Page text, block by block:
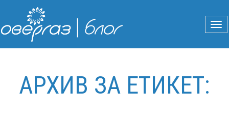
АРХИВ ЗА ЕТИКЕТ: